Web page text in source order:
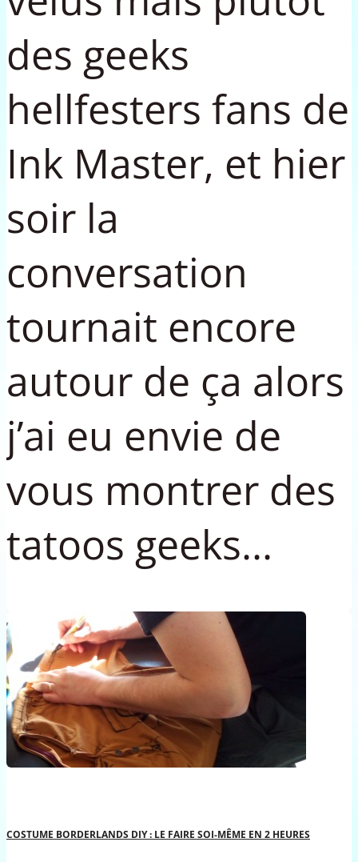
des geeks
hellfesters fans de
Ink Master, et hier
soir la
conversation
tournait encore
autour de ça alors
j’ai eu envie de
vous montrer des
tatoos geeks...
COSTUME BORDERLANDS DIY : LE FAIRE SOI-MÊME EN 2 HEURES